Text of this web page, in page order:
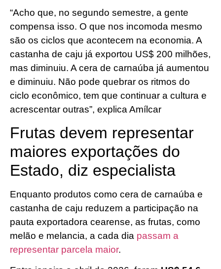
“Acho que, no segundo semestre, a gente
compensa isso. O que nos incomoda mesmo
são os ciclos que acontecem na economia. A
castanha de caju já exportou US$ 200 milhões,
mas diminuiu. A cera de carnaúba já aumentou
e diminuiu. Não pode quebrar os ritmos do
ciclo econômico, tem que continuar a cultura e
acrescentar outras”, explica Amílcar
Frutas devem representar
maiores exportações do
Estado, diz especialista
Enquanto produtos como cera de carnaúba e
castanha de caju reduzem a participação na
pauta exportadora cearense, as frutas, como
melão e melancia, a cada dia passam a
representar parcela maior.